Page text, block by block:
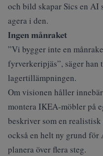
och bild skapar Sics en AI
agera i den.
Ingen månraket
”Vi bygger inte en
fyrverkeripjäs”, säger han
lagertillämpningen.
Om visionen håller
montera IKEA-möbler på
beskriver som en
också en helt ny grund för
planera över flera steg.